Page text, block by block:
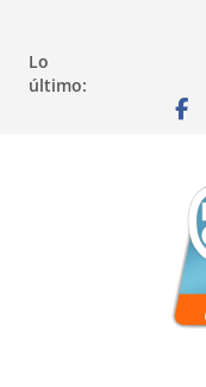
contenido
navegación
contenido
Lo
último: